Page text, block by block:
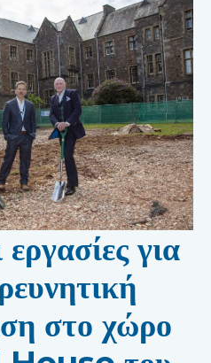
για
στο χώρο